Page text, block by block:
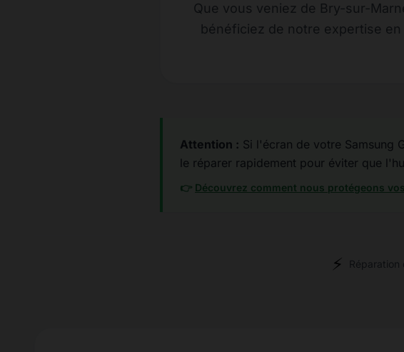
Que vous veniez de Bry-sur-
bénéficiez de notre expertise
Attention : Si l'écran de votre Samsung
le réparer rapidement pour éviter que
👉 Découvrez comment nous protégeons
⚡ Réparation